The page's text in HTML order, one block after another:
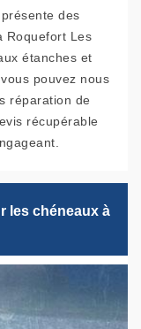
des
Roquefort Les
étanches et
pouvez nous
réparation de
récupérable
les chéneaux à